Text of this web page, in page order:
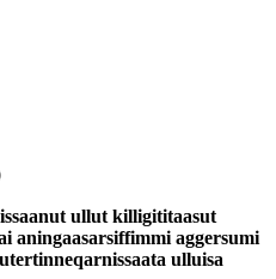
ullut killigititaasut
aningaasarsiffimmi aggersumi
ulluisa